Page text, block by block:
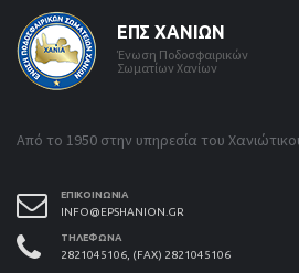
ΕΠΣ ΧΑΝΊΩΝ
Ένωση Ποδοσφαιρικών
Σωματίων Χανίων
Από το 1950 στην υπηρεσία του
ΕΠΙΚΟΙΝΩΝΊΑ
INFO@EPSHANION.GR
ΤΗΛΈΦΩΝΑ
2821045106, (FAX) 2821045106